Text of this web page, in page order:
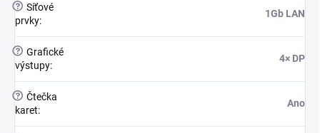
? Síťové
prvky:
1Gb LAN
? Grafické
výstupy:
4× DP
? Čtečka
karet:
Ano